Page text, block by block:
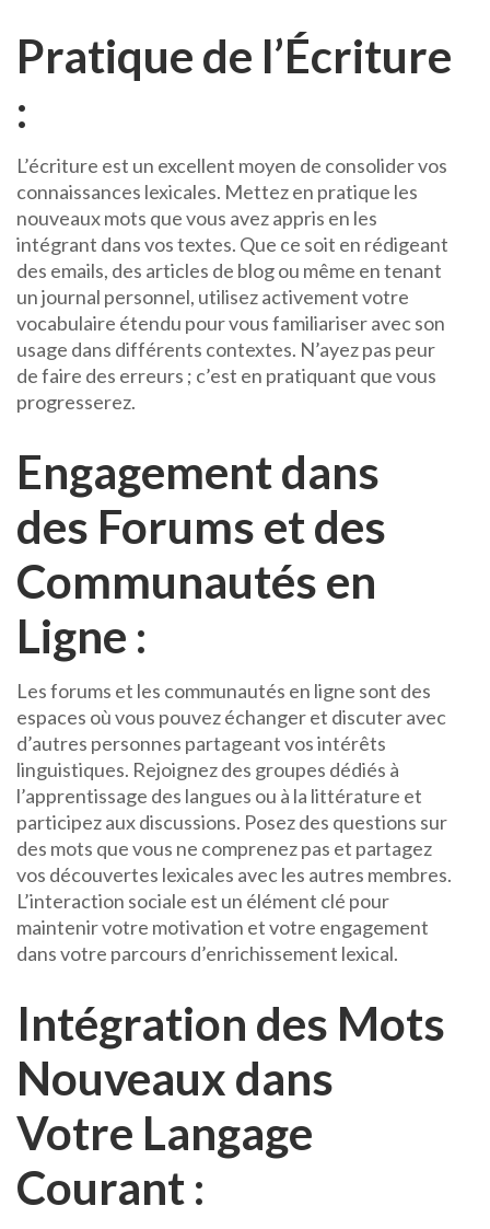
Pratique de l’Écriture
:
L’écriture est un excellent moyen de consolider vos
connaissances lexicales. Mettez en pratique les
nouveaux mots que vous avez appris en les
intégrant dans vos textes. Que ce soit en rédigeant
des emails, des articles de blog ou même en tenant
un journal personnel, utilisez activement votre
vocabulaire étendu pour vous familiariser avec son
usage dans différents contextes. N’ayez pas peur
de faire des erreurs ; c’est en pratiquant que vous
progresserez.
Engagement dans
des Forums et des
Communautés en
Ligne :
Les forums et les communautés en ligne sont des
espaces où vous pouvez échanger et discuter avec
d’autres personnes partageant vos intérêts
linguistiques. Rejoignez des groupes dédiés à
l’apprentissage des langues ou à la littérature et
participez aux discussions. Posez des questions sur
des mots que vous ne comprenez pas et partagez
vos découvertes lexicales avec les autres membres.
L’interaction sociale est un élément clé pour
maintenir votre motivation et votre engagement
dans votre parcours d’enrichissement lexical.
Intégration des Mots
Nouveaux dans
Votre Langage
Courant :